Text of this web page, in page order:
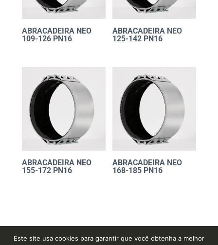
ABRACADEIRA NEO
109-126 PN16
ABRACADEIRA NEO
125-142 PN16
ABRACADEIRA NEO
155-172 PN16
ABRACADEIRA NEO
168-185 PN16
Este site usa cookies para garantir que você obtenha a melhor